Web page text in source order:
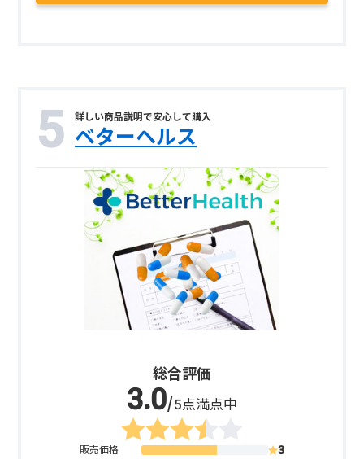
詳しい商品説明で安心して購入
ベターヘルス
総合評価
/5点満点中
販売価格